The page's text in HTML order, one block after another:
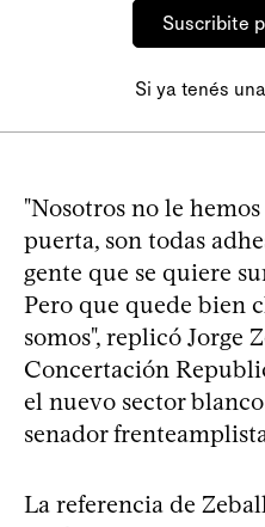
Suscribite
Si ya tenés
"Nosotros no le
puerta, son todas
gente que se quiere
Pero que quede bien
somos", replicó Jorge
Concertación
el nuevo sector
senador
La referencia de